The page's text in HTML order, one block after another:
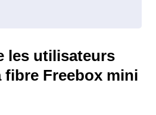
les utilisateurs
fibre Freebox mini